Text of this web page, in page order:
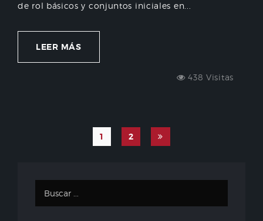
de rol básicos y conjuntos iniciales en...
LEER MÁS
438 Visitas
1 2